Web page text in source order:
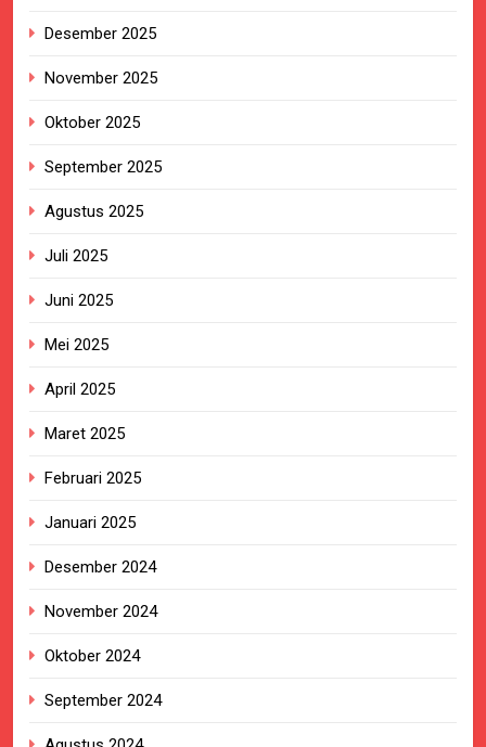
Desember 2025
November 2025
Oktober 2025
September 2025
Agustus 2025
Juli 2025
Juni 2025
Mei 2025
April 2025
Maret 2025
Februari 2025
Januari 2025
Desember 2024
November 2024
Oktober 2024
September 2024